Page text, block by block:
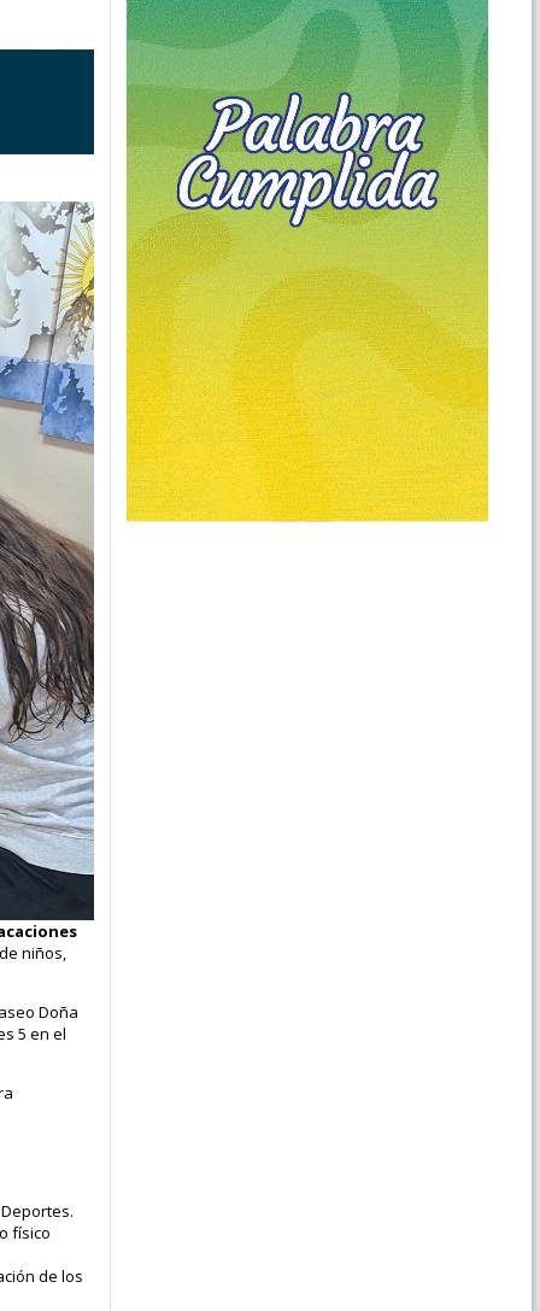
niños,
Doña
5 en el
físico
de los